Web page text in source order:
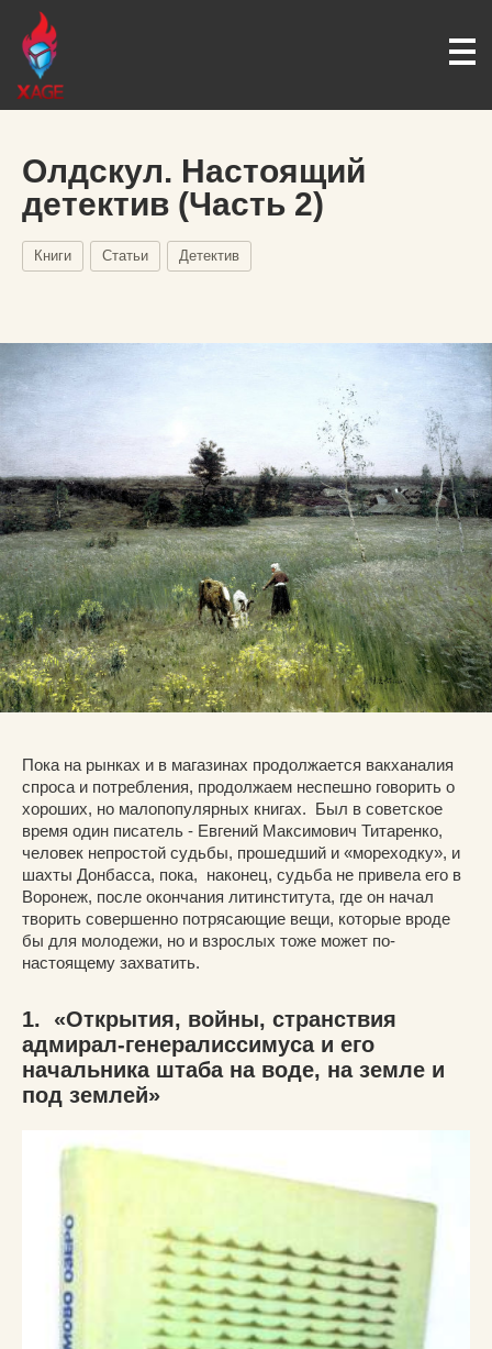
Олдскул. Настоящий
детектив (Часть 2)
Книги Статьи Детектив
Пока на рынках и в магазинах продолжается вакханалия
спроса и потребления, продолжаем неспешно говорить о
хороших, но малопопулярных книгах. Был в советское
время один писатель - Евгений Максимович Титаренко,
человек непростой судьбы, прошедший и «мореходку», и
шахты Донбасса, пока, наконец, судьба не привела его в
Воронеж, после окончания литинститута, где он начал
творить совершенно потрясающие вещи, которые вроде
бы для молодежи, но и взрослых тоже может по-
настоящему захватить.
1. «Открытия, войны, странствия
адмирал-генералиссимуса и его
начальника штаба на воде, на земле и
под землей»